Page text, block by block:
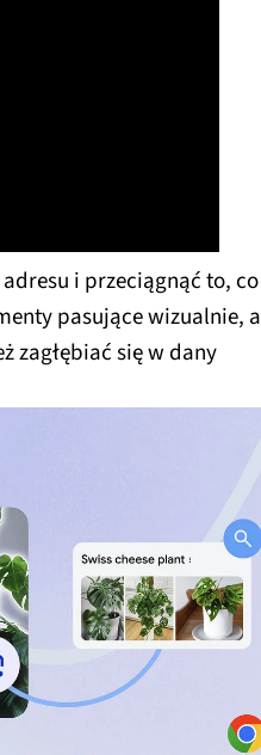
i przeciągnąć to, co
pasujące wizualnie, a
zagłębiać się w dany